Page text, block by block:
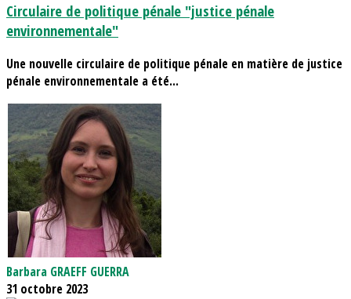
Circulaire de politique pénale "justice pénale
environnementale"
Une nouvelle circulaire de politique pénale en matière de justice
pénale environnementale a été...
Barbara GRAEFF GUERRA
31 octobre 2023